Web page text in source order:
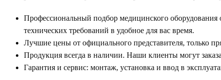
Профессиональный подбор медицинского
технических требований в удобное для вас время.
Лучшие цены от официального представителя, только
Продукция всегда в наличии. Наши клиенты могут
Гарантия и сервис: монтаж, установка и ввод в